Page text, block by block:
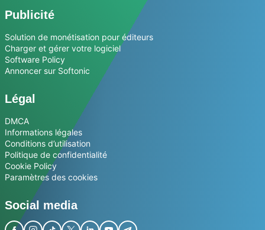
Publicité
Solution de monétisation pour éditeurs
Charger et gérer votre logiciel
Software Policy
Annoncer sur Softonic
Légal
DMCA
Informations légales
Conditions d’utilisation
Politique de confidentialité
Cookie Policy
Paramètres des cookies
Social media